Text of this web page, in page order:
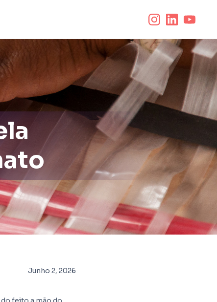
Junho 2, 2026